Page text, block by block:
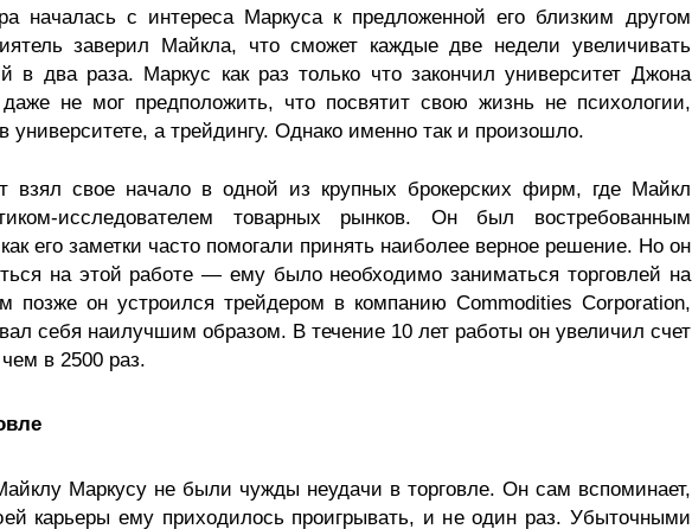
началась с интереса Маркуса к предложенной его близким другом
заверил Майкла, что сможет каждые две недели увеличивать
в два раза. Маркус как раз только что закончил университет Джона
не мог предположить, что посвятит свою жизнь не психологии,
университете, а трейдингу. Однако именно так и произошло.
взял свое начало в одной из крупных брокерских фирм, где Майкл
исследователем товарных рынков. Он был востребованным
его заметки часто помогали принять наиболее верное решение. Но он
на этой работе — ему было необходимо заниматься торговлей на
позже он устроился трейдером в компанию Commodities Corporation,
себя наилучшим образом. В течение 10 лет работы он увеличил счет
в 2500 раз.
Маркусу не были чужды неудачи в торговле. Он сам вспоминает,
карьеры ему приходилось проигрывать, и не один раз. Убыточными